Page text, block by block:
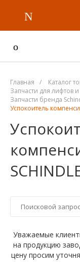
Главная / Каталог
Запчасти для лифтов
Запчасти бренда
Успокоитель
Уважаемые
на продукцию
цену просим